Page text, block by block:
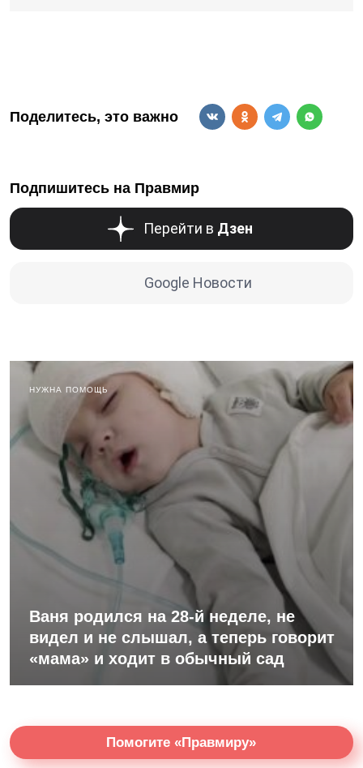
Поделитесь, это важно
Подпишитесь на Правмир
Перейти в Дзен
Google Новости
НУЖНА ПОМОЩЬ
Ваня родился на 28-й неделе, не
видел и не слышал, а теперь говорит
«мама» и ходит в обычный сад
Помогите «Правмиру»